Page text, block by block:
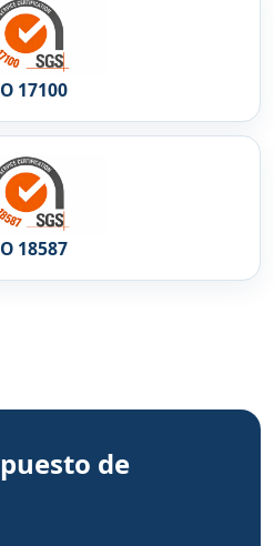
17100
18587
de